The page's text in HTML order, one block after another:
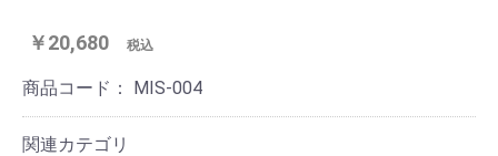
￥20,680 税込
商品コード： MIS-004
関連カテゴリ